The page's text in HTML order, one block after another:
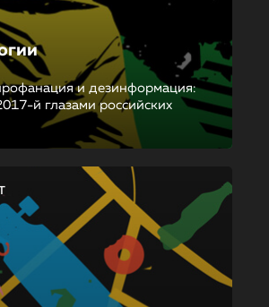
и дезинформация:
й глазами российских